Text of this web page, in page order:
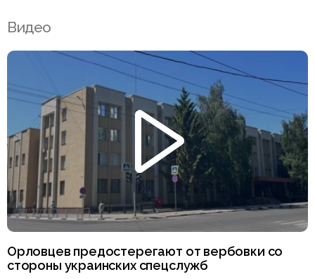
Видео
Орловцев предостерегают от вербовки со
стороны украинских спецслужб